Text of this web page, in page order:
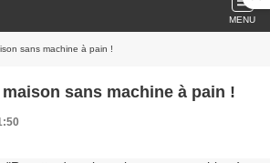
MENU
sans machine à pain !
sans machine à pain !